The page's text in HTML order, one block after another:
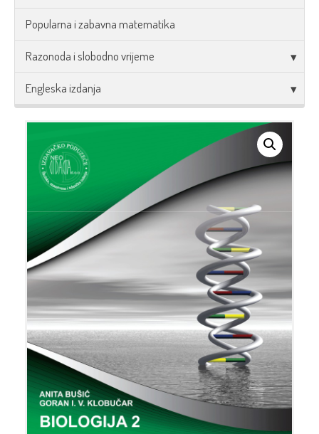
Popularna i zabavna matematika
Razonoda i slobodno vrijeme
Engleska izdanja